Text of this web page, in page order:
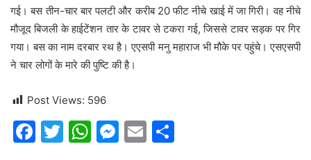
गई। बस तीन-चार बार पलटी और करीब 20 फीट नीचे खाई में जा गिरी। वह नीचे
मौजूद बिजली के हाईटेंशन तार के टावर से टकरा गई, जिससे टावर सड़क पर गिर
गया। बस का नाम दरबार रथ है। एएसपी मनु महाराज भी मौके पर पहुंचे। एसएसपी
ने चार लोगों के मारे की पुष्टि की है।
Post Views: 596
F
T
W M E